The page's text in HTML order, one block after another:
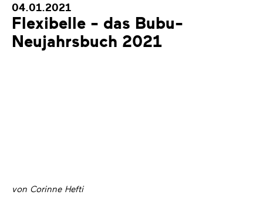
04.01.2021
Flexibelle - das Bubu-
Neujahrsbuch 2021
von Corinne Hefti